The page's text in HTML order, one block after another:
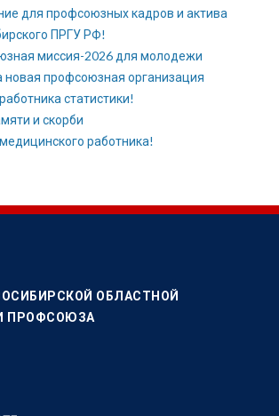
для профсоюзных кадров и актива
ПРГУ РФ!
миссия-2026 для молодежи
новая профсоюзная организация
статистики!
и скорби
работника!
ОБЛАСТНОЙ
ПРОФСОЮЗА